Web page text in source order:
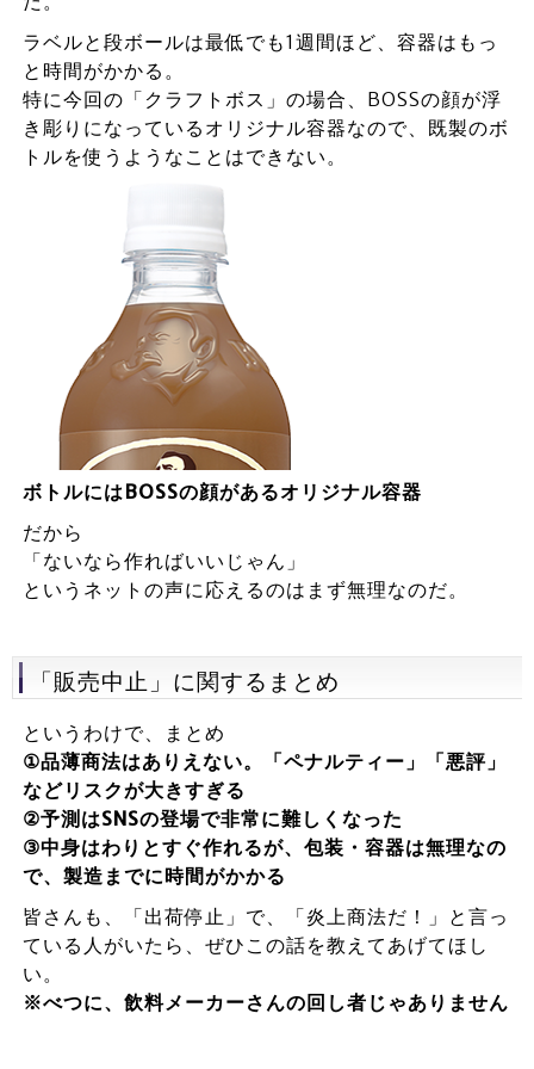
ラベルと段ボールは最低でも1週間ほど、容器はもっ
と時間がかかる。
特に今回の「クラフトボス」の場合、BOSSの顔が浮
き彫りになっているオリジナル容器なので、既製のボ
トルを使うようなことはできない。
ボトルにはBOSSの顔があるオリジナル容器
だから
「ないなら作ればいいじゃん」
というネットの声に応えるのはまず無理なのだ。
「販売中止」に関するまとめ
というわけで、まとめ
①品薄商法はありえない。「ペナルティー」「悪評」
などリスクが大きすぎる
②予測はSNSの登場で非常に難しくなった
③中身はわりとすぐ作れるが、包装・容器は無理なの
で、製造までに時間がかかる
皆さんも、「出荷停止」で、「炎上商法だ！」と言っ
ている人がいたら、ぜひこの話を教えてあげてほし
い。
※べつに、飲料メーカーさんの回し者じゃありません